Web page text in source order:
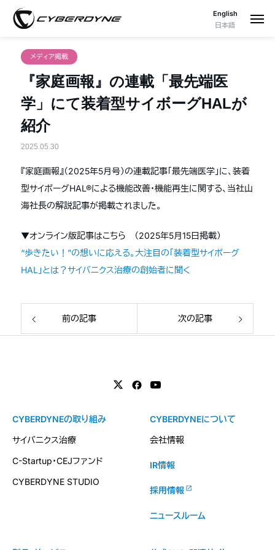
English
日本語
メディア掲載
『家庭画報』の連載「最先端医
学」にて装着型サイボーグHALが
紹介
2025.05.30
『家庭画報』（2025年5月号）の連載記事「最先端医学」に、装着
型サイボーグHAL®による機能改善・機能再生に関する、当社山
海社長の解説記事が掲載されました。
▼オンライン版記事はこちら （2025年5月15日掲載）
“歩きたい！”の想いに応える。大注目の「装着型サイボーグ
HAL」とは？サイバニクス治療の創始者に聞く
前の記事 次の記事
CYBERDYNEの取り組み
サイバニクス治療
C-Startup・CEJファンド
CYBERDYNE STUDIO
CYBERDYNEについて
会社情報
IR情報
採用情報
ニュースルーム